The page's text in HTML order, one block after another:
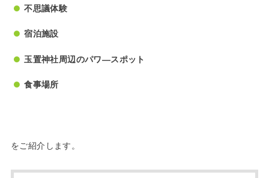
不思議体験
宿泊施設
玉置神社周辺のパワ―スポット
食事場所
をご紹介します。